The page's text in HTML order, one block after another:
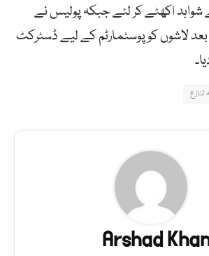
شواہد اکھٹے کر لئے جبکہ پولیس نے
لاشوں کو پوسٹمارٹم کے لیے ڈسٹرکٹ
تنازع
Arshad